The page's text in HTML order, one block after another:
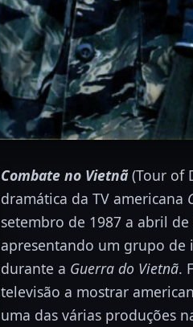
Combate no Vietnã(Tour of
dramática da TV americana
setembro de 1987 a abril de
apresentando um grupo de
durante a Guerra do Vietnã.
televisão a mostrar
uma das várias produções